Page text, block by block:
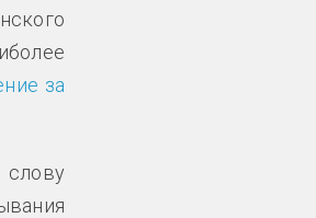
за